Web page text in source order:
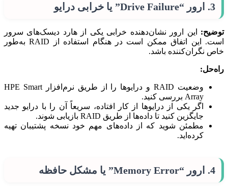
3. ارور “Drive Failure” یا خرابی درایو
توضیح: این ارور نشان‌دهنده خرابی یکی از هارد دیسک‌های سرور
است. این اتفاق ممکن است در هنگام استفاده از RAID به‌طور
خاص نگران‌کننده باشد.
راه‌حل:
وضعیت RAID و درایوها را از طریق نرم‌افزار HPE Smart
Array بررسی کنید.
اگر یکی از درایوها از کار افتاده، سریعاً آن را با درایو جدید
جایگزین کنید تا داده‌ها از طریق RAID بازیابی شوند.
مطمئن شوید که از داده‌های مهم خود نسخه پشتیبان تهیه
کرده‌اید.
4. ارور “Memory Error” یا مشکل حافظه